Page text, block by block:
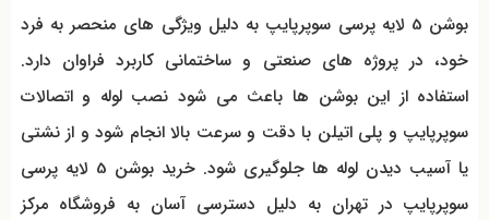
بوشن 5 لایه پرسی سوپرپایپ به دلیل ویژگی‌ های منحصر به فرد
خود، در پروژه‌ های صنعتی و ساختمانی کاربرد فراوان دارد.
استفاده از این بوشن‌ ها باعث می شود نصب لوله و اتصالات
سوپرپایپ و پلی اتیلن با دقت و سرعت بالا انجام شود و از نشتی
یا آسیب دیدن لوله‌ ها جلوگیری شود. خرید بوشن 5 لایه پرسی
سوپرپایپ در تهران به دلیل دسترسی آسان به فروشگاه مرکز